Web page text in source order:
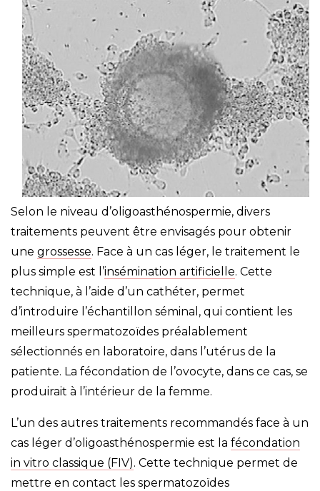
Selon le niveau d’oligoasthénospermie, divers
traitements peuvent être envisagés pour obtenir
une grossesse. Face à un cas léger, le traitement le
plus simple est l’insémination artificielle. Cette
technique, à l’aide d’un cathéter, permet
d’introduire l’échantillon séminal, qui contient les
meilleurs spermatozoïdes préalablement
sélectionnés en laboratoire, dans l’utérus de la
patiente. La fécondation de l’ovocyte, dans ce cas, se
produirait à l’intérieur de la femme.
L’un des autres traitements recommandés face à un
cas léger d’oligoasthénospermie est la fécondation
in vitro classique (FIV). Cette technique permet de
mettre en contact les spermatozoïdes